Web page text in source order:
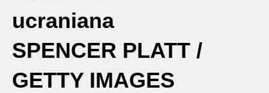
ucraniana
SPENCER PLATT /
GETTY IMAGES